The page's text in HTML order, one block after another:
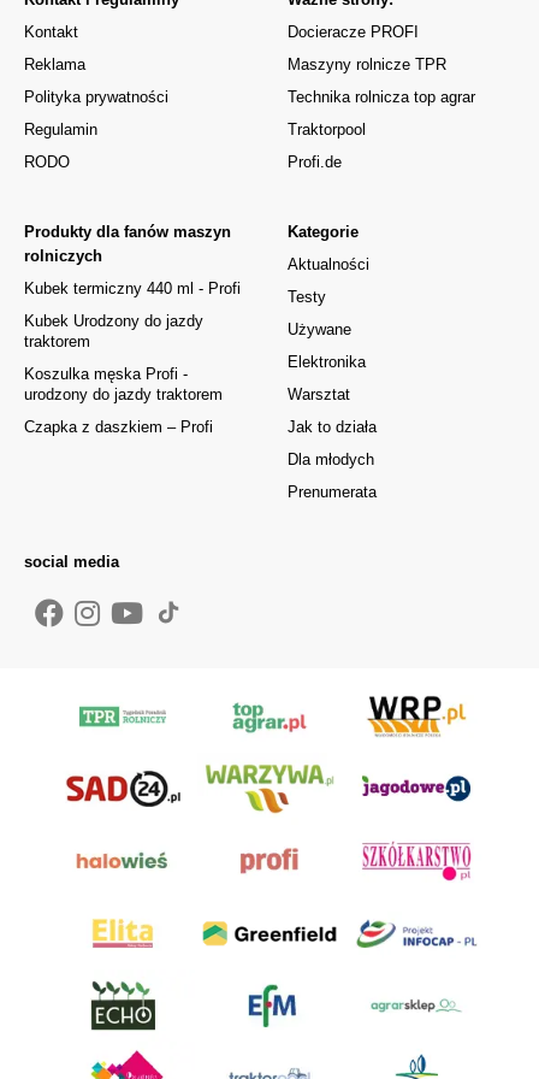
Kontakt
Reklama
Polityka prywatności
Regulamin
RODO
Kategorie
Aktualności
Testy
Używane
Elektronika
Warsztat
Jak to działa
Dla młodych
Prenumerata
Produkty dla fanów maszyn
rolniczych
Kubek termiczny 440 ml - Profi
Kubek Urodzony do jazdy
traktorem
Koszulka męska Profi -
urodzony do jazdy traktorem
Czapka z daszkiem – Profi
Docieracze PROFI
Maszyny rolnicze TPR
Technika rolnicza top agrar
Traktorpool
Profi.de
social media